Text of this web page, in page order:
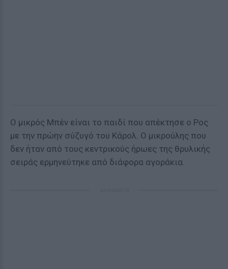
Ο μικρός Μπέν είναι το παιδί που απέκτησε ο Ρος
με την πρώην σύζυγό του Κάρολ. Ο μικρούλης που
δεν ήταν από τους κεντρικούς ήρωες της θρυλικής
σειράς ερμηνεύτηκε από διάφορα αγοράκια.